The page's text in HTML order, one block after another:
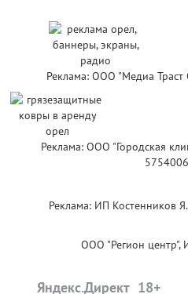
Реклама: ООО "Медиа
Реклама: ООО "Городская
Реклама: ИП Костенников
ООО "Регион
Яндекс.Директ